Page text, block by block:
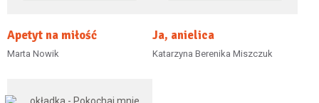
Apetyt na miłość
Marta Nowik
Ja, anielica
Katarzyna Berenika Miszczuk